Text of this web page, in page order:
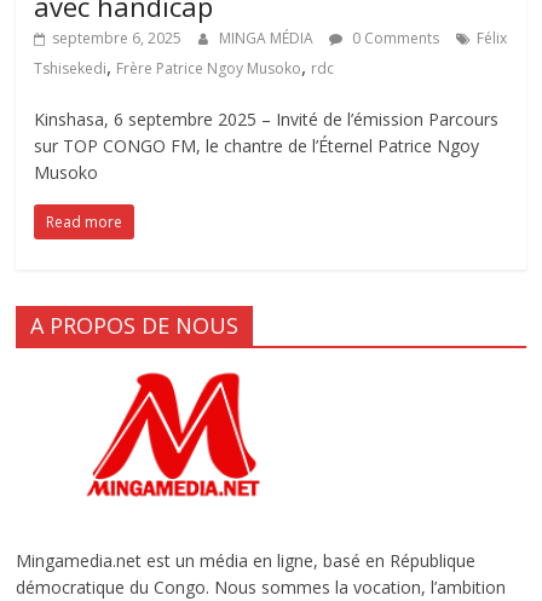
septembre 6, 2025 MINGA MÉDIA 0 Comments
Félix
Tshisekedi, Frère Patrice Ngoy Musoko, rdc
Kinshasa, 6 septembre 2025 – Invité de l’émission Parcours
sur TOP CONGO FM, le chantre de l’Éternel Patrice Ngoy
Musoko
Read more
A PROPOS DE NOUS
Mingamedia.net est un média en ligne, basé en République
démocratique du Congo. Nous sommes la vocation, l’ambition